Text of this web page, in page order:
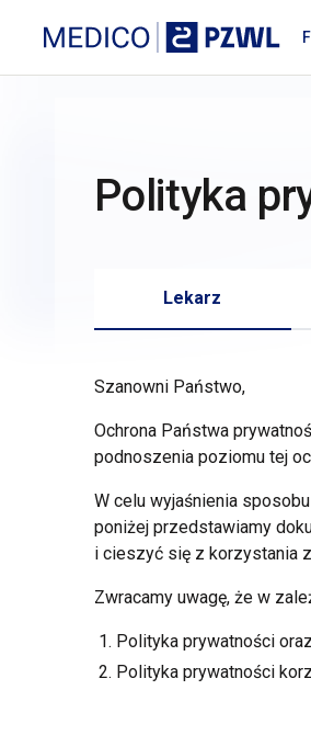
Medico PZWL Platforma
Polityka
Lekarz
Szanowni Państwo,
Ochrona Państwa
podnoszenia poziomu tej
W celu wyjaśnienia
poniżej przedstawiamy
i cieszyćsię z korzystania
Zwracamy uwagę, że w
Polityka prywatności
Polityka prywatności